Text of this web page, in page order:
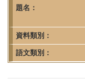
究
所-
首
頁
題名：
資料類別：
語文類別：